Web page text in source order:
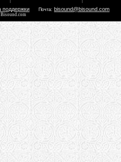
поддержки Почта: bisound@bisound.com